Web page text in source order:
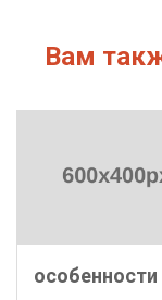
Вам
особенности